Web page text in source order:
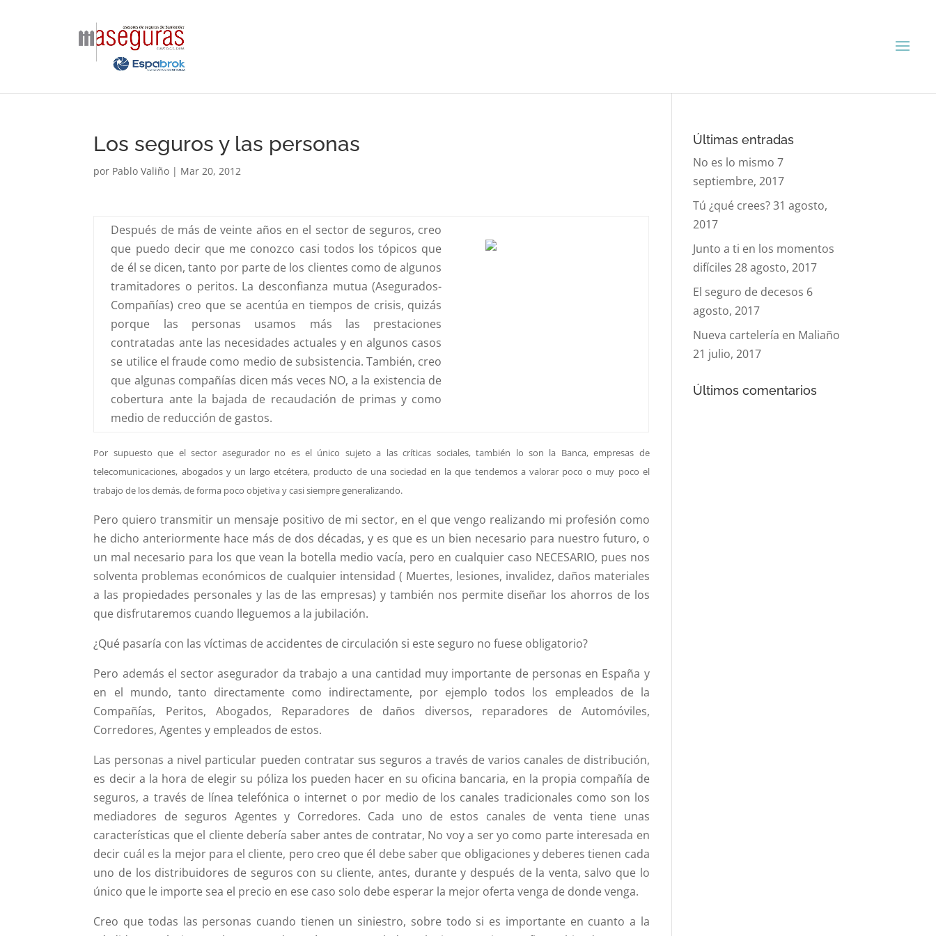
Los seguros y las personas
por Pablo Valiño | Mar 20, 2012
Después de más de veinte años en el sector de seguros, creo
que puedo decir que me conozco casi todos los tópicos que
de él se dicen, tanto por parte de los clientes como de algunos
tramitadores o peritos. La desconfianza mutua (Asegurados-
Compañías) creo que se acentúa en tiempos de crisis, quizás
porque las personas usamos más las prestaciones
contratadas ante las necesidades actuales y en algunos casos
se utilice el fraude como medio de subsistencia. También, creo
que algunas compañías dicen más veces NO, a la existencia de
cobertura ante la bajada de recaudación de primas y como
medio de reducción de gastos.
Por supuesto que el sector asegurador no es el único sujeto a las críticas sociales, también lo son la Banca, empresas de
telecomunicaciones, abogados y un largo etcétera, producto de una sociedad en la que tendemos a valorar poco o muy poco el
trabajo de los demás, de forma poco objetiva y casi siempre generalizando.
Pero quiero transmitir un mensaje positivo de mi sector, en el que vengo realizando mi profesión como
he dicho anteriormente hace más de dos décadas, y es que es un bien necesario para nuestro futuro, o
un mal necesario para los que vean la botella medio vacía, pero en cualquier caso NECESARIO, pues nos
solventa problemas económicos de cualquier intensidad ( Muertes, lesiones, invalidez, daños materiales
a las propiedades personales y las de las empresas) y también nos permite diseñar los ahorros de los
que disfrutaremos cuando lleguemos a la jubilación.
¿Qué pasaría con las víctimas de accidentes de circulación si este seguro no fuese obligatorio?
Pero además el sector asegurador da trabajo a una cantidad muy importante de personas en España y
en el mundo, tanto directamente como indirectamente, por ejemplo todos los empleados de la
Compañías, Peritos, Abogados, Reparadores de daños diversos, reparadores de Automóviles,
Corredores, Agentes y empleados de estos.
Las personas a nivel particular pueden contratar sus seguros a través de varios canales de distribución,
es decir a la hora de elegir su póliza los pueden hacer en su oficina bancaria, en la propia compañía de
seguros, a través de línea telefónica o internet o por medio de los canales tradicionales como son los
mediadores de seguros Agentes y Corredores. Cada uno de estos canales de venta tiene unas
características que el cliente debería saber antes de contratar, No voy a ser yo como parte interesada en
decir cuál es la mejor para el cliente, pero creo que él debe saber que obligaciones y deberes tienen cada
uno de los distribuidores de seguros con su cliente, antes, durante y después de la venta, salvo que lo
único que le importe sea el precio en ese caso solo debe esperar la mejor oferta venga de donde venga.
Creo que todas las personas cuando tienen un siniestro, sobre todo si es importante en cuanto a la
Últimas entradas
No es lo mismo 7
septiembre, 2017
Tú ¿qué crees?31 agosto,
2017
Junto a ti en los momentos
difíciles 28 agosto, 2017
El seguro de decesos 6
agosto, 2017
Nueva cartelería en Maliaño
21 julio, 2017
Últimos comentarios